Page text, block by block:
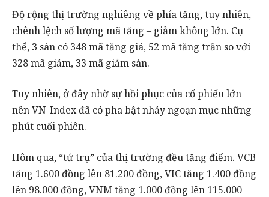
Độ rộng thị trường nghiêng về phía tăng, tuy nhiên,
chênh lệch số lượng mã tăng – giảm không lớn. Cụ
thể, 3 sàn có 348 mã tăng giá, 52 mã tăng trần so với
328 mã giảm, 33 mã giảm sàn.
Tuy nhiên, ở đây nhờ sự hồi phục của cổ phiếu lớn
nên VN-Index đã có pha bật nhảy ngoạn mục những
phút cuối phiên.
Hôm qua, “tứ trụ” của thị trường đều tăng điểm. VCB
tăng 1.600 đồng lên 81.200 đồng, VIC tăng 1.400 đồng
lên 98.000 đồng, VNM tăng 1.000 đồng lên 115.000